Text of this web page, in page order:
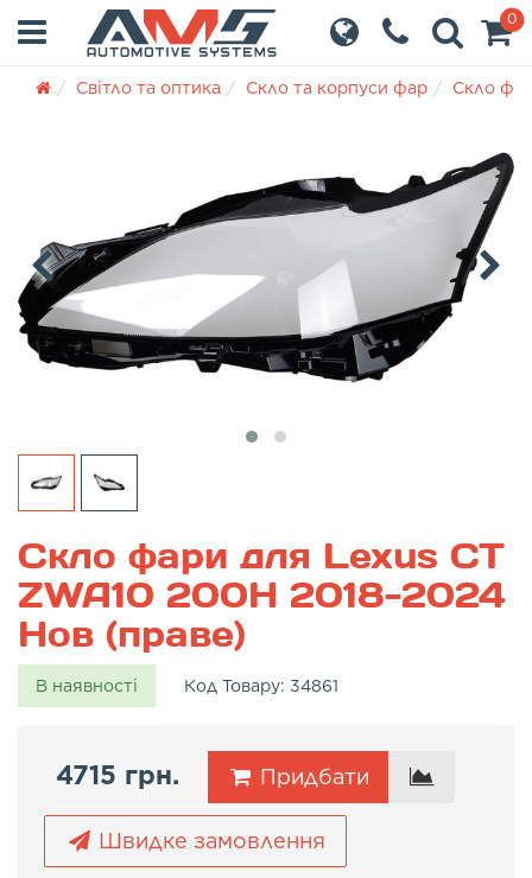
0
Світло та оптика Скло та корпуси фар Скло
Скло фари для Lexus CT
ZWA10 200H 2018-2024
Нов (праве)
В наявності Код Товару: 34861
4715 грн. Придбати
Швидке замовлення